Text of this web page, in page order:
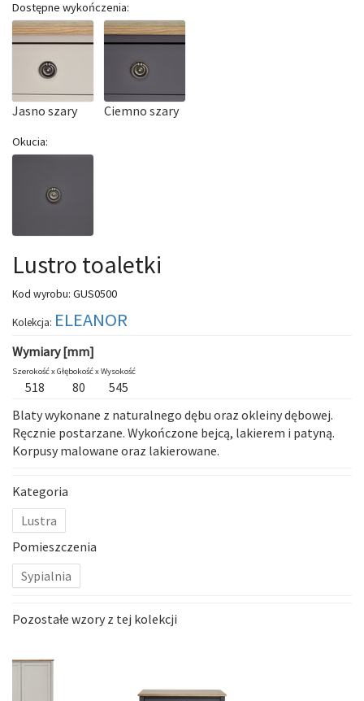
Dostępne wykończenia:
Jasno szary Ciemno szary
Okucia:
Lustro toaletki
Kod wyrobu: GUS0500
Kolekcja: ELEANOR
Wymiary [mm]
Szerokość xGłębokość xWysokość
518 80
545
Blaty wykonane z naturalnego dębu oraz okleiny dębowej.
Ręcznie postarzane. Wykończone bejcą, lakierem i patyną.
Korpusy malowane oraz lakierowane.
Kategoria
Lustra
Pomieszczenia
Sypialnia
Pozostałe wzory z tej kolekcji